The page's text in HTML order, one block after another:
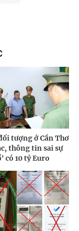
tượng ở Cần Thơ
thông tin sai sự
có 10 tỷ Euro